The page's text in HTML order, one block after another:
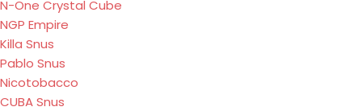
N-One Crystal Cube
NGP Empire
Killa Snus
Pablo Snus
Nicotobacco
CUBA Snus